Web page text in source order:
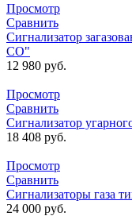
Просмотр
Сравнить
Сигнализатор
СО"
12 980 руб.
Просмотр
Сравнить
Сигнализатор
18 408 руб.
Просмотр
Сравнить
Сигнализаторы газа
24 000 руб.